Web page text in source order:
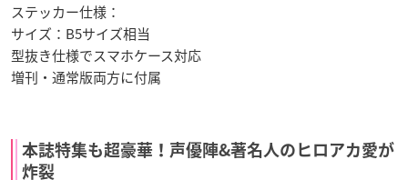
ステッカー仕様：
サイズ：B5サイズ相当
型抜き仕様でスマホケース対応
増刊・通常版両方に付属
本誌特集も超豪華！声優陣&著名人のヒロアカ愛が
炸裂